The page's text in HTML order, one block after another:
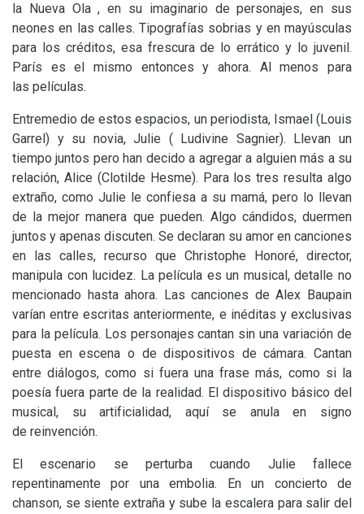
la Nueva Ola , en su imaginario de personajes, en sus
neones en las calles. Tipografías sobrias y en mayúsculas
para los créditos, esa frescura de lo errático y lo juvenil.
París es el mismo entonces y ahora. Al menos para
las películas.
Entremedio de estos espacios, un periodista, Ismael (Louis
Garrel) y su novia, Julie ( Ludivine Sagnier). Llevan un
tiempo juntos pero han decido a agregar a alguien más a su
relación, Alice (Clotilde Hesme). Para los tres resulta algo
extraño, como Julie le confiesa a su mamá, pero lo llevan
de la mejor manera que pueden. Algo cándidos, duermen
juntos y apenas discuten. Se declaran su amor en canciones
en las calles, recurso que Christophe Honoré, director,
manipula con lucidez. La película es un musical, detalle no
mencionado hasta ahora. Las canciones de Alex Baupain
varían entre escritas anteriormente, e inéditas y exclusivas
para la película. Los personajes cantan sin una variación de
puesta en escena o de dispositivos de cámara. Cantan
entre diálogos, como si fuera una frase más, como si la
poesía fuera parte de la realidad. El dispositivo básico del
musical, su artificialidad, aquí se anula en signo
de reinvención.
El escenario se perturba cuando Julie fallece
repentinamente por una embolia. En un concierto de
chanson, se siente extraña y sube la escalera para salir del